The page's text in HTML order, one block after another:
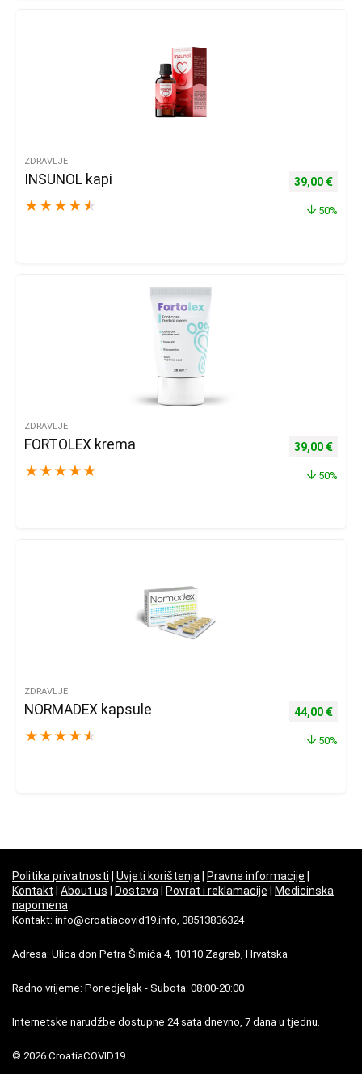
ZDRAVLJE
INSUNOL kapi
★ ★ ★ ★ ★
Izvorna
39,00 €
50%
ZDRAVLJE
FORTOLEX krema
★ ★ ★ ★ ★
Izvorna
39,00 €
50%
ZDRAVLJE
NORMADEX kapsule
★ ★ ★ ★ ★
Izvorna
44,00 €
50%
Politika privatnosti | Uvjeti korištenja | Pravne informacije |
Kontakt | About us | Dostava | Povrat i reklamacije | Medicinska
napomena
Kontakt: info@croatiacovid19.info, 38513836324
Adresa: Ulica don Petra Šimića 4, 10110 Zagreb, Hrvatska
Radno vrijeme: Ponedjeljak - Subota: 08:00-20:00
Internetske narudžbe dostupne 24 sata dnevno, 7 dana u tjednu.
© 2026 CroatiaCOVID19